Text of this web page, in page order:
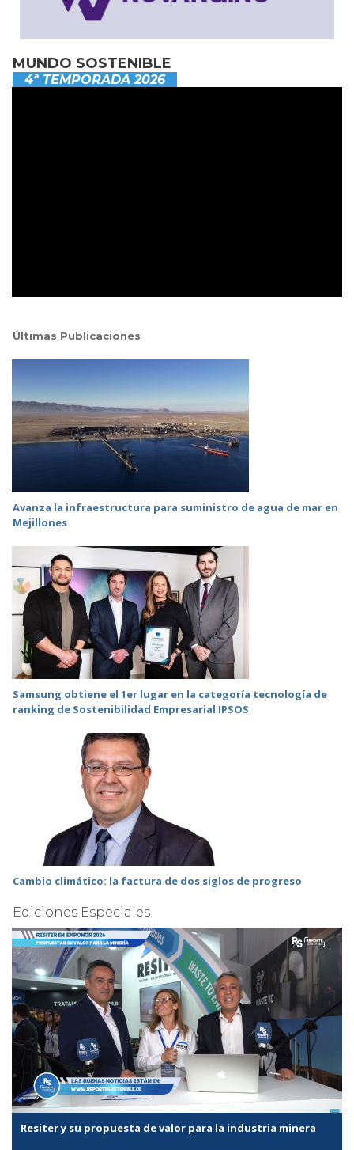
MUNDO SOSTENIBLE
4ª TEMPORADA 2026
Últimas Publicaciones
Avanza la infraestructura para suministro de agua de mar en
Mejillones
Samsung obtiene el 1er lugar en la categoría tecnología de
ranking de Sostenibilidad Empresarial IPSOS
Cambio climático: la factura de dos siglos de progreso
Ediciones Especiales
Resiter y su propuesta de valor para la industria minera